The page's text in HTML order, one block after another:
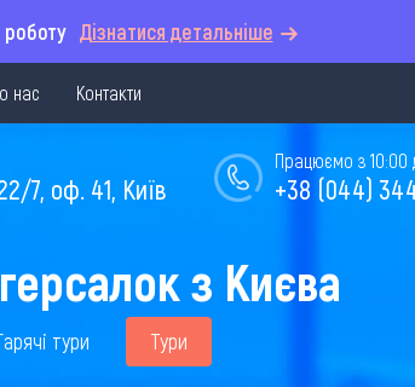
роботу Дізнатися детальніше
нас Контакти
Працюємо з 10:00
+38 (044)
7, оф. 41, Київ
з Києва
тури Тури